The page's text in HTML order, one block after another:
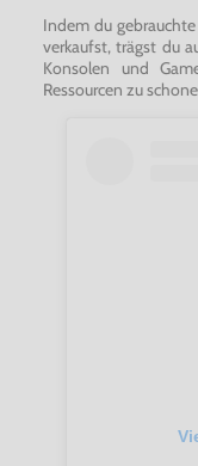
Indem du
verkaufst, trägst du
Konsolen und
Ressourcen zu